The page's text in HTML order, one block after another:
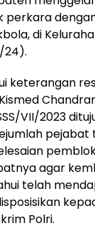
perkara
di
24).
keterangan
VII/2023
pejabat
agar
telah
Polri.